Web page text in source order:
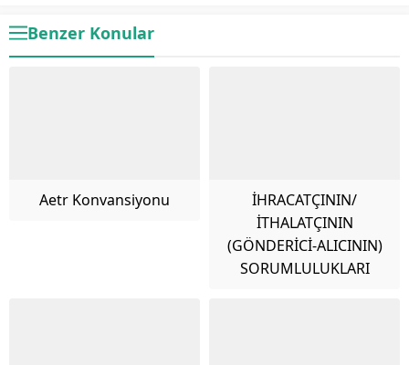
Benzer Konular
Aetr Konvansiyonu
İHRACATÇININ/
İTHALATÇININ
(GÖNDERİCİ-ALICININ)
SORUMLULUKLARI